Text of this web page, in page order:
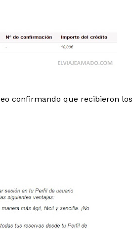
confirmando que recibieron